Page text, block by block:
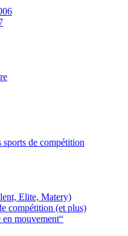
de compétition
Elite, Matery)
compétition (et plus)
mouvement“